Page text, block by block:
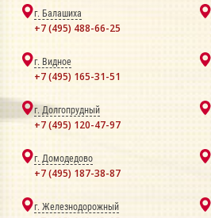
г. Балашиха
+7 (495) 488-66-25
г. Видное
+7 (495) 165-31-51
г. Долгопрудный
+7 (495) 120-47-97
г. Домодедово
+7 (495) 187-38-87
г. Железнодорожный